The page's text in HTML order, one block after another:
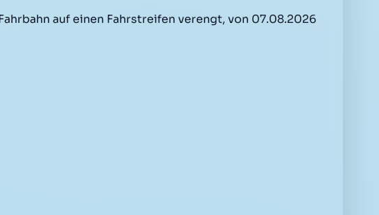
auf einen Fahrstreifen verengt, von 07.08.2026